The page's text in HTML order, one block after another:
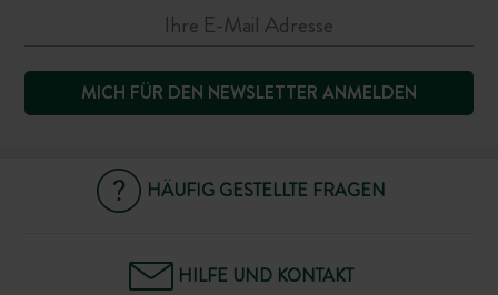
MICH FÜR DEN NEWSLETTER ANMELDEN
HÄUFIG GESTELLTE FRAGEN
HILFE UND KONTAKT